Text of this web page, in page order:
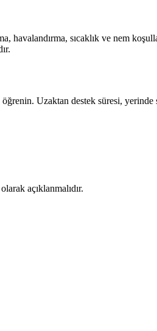
sıcaklık ve nem
Uzaktan destek süresi, yerinde
açıklanmalıdır.